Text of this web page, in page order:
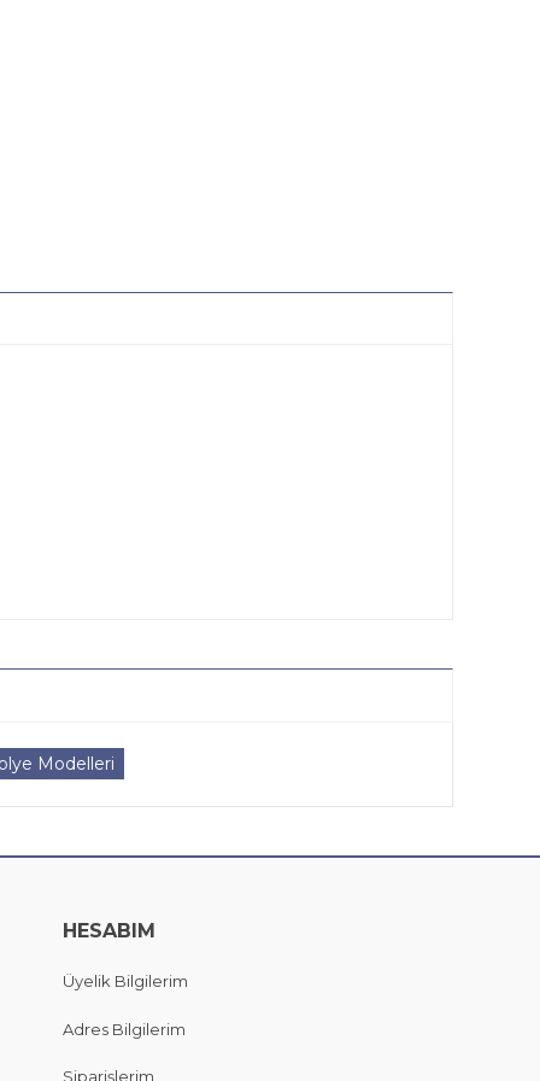
Modelleri
HESABIM
Üyelik Bilgilerim
Adres Bilgilerim
Siparişlerim